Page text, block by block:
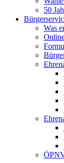
50
Was